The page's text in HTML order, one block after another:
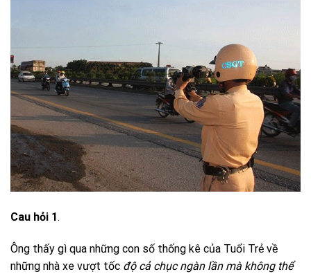
Cau hỏi 1.
Ông thấy gì qua những con số thống kê của Tuổi Trẻ về
những nhà xe vượt tốc độ cả chục ngàn lần mà không thể